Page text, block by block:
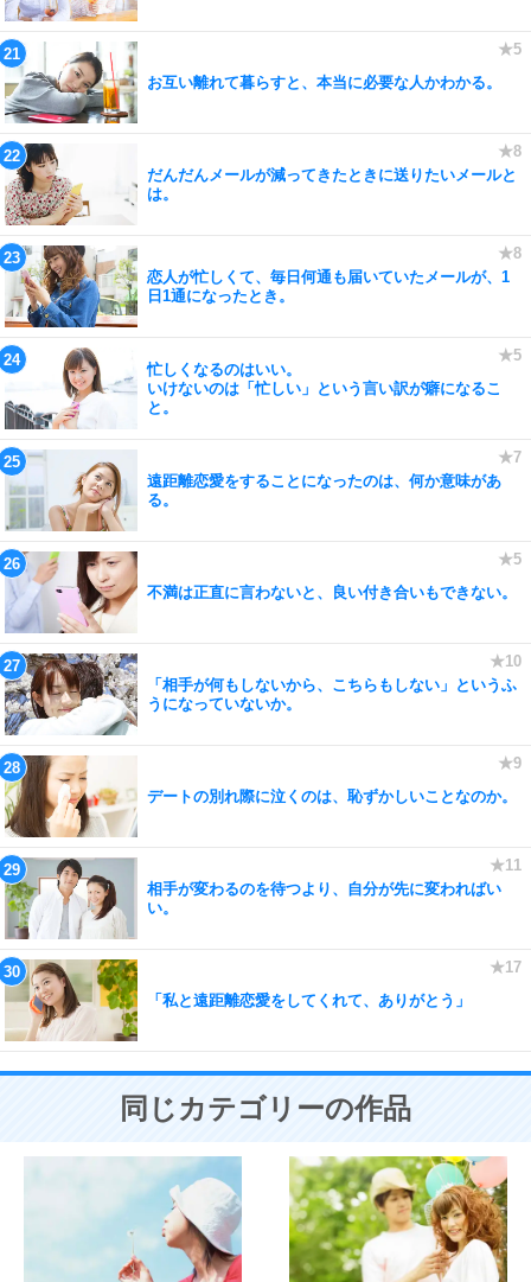
お互い離れて暮らすと、本当に必要な人かわかる。
だんだんメールが減ってきたときに送りたいメールと
は。
恋人が忙しくて、毎日何通も届いていたメールが、1
日1通になったとき。
忙しくなるのはいい。
いけないのは「忙しい」という言い訳が癖になるこ
と。
遠距離恋愛をすることになったのは、何か意味があ
る。
不満は正直に言わないと、良い付き合いもできない。
「相手が何もしないから、こちらもしない」というふ
うになっていないか。
デートの別れ際に泣くのは、恥ずかしいことなのか。
相手が変わるのを待つより、自分が先に変わればい
い。
「私と遠距離恋愛をしてくれて、ありがとう」
同じカテゴリーの作品